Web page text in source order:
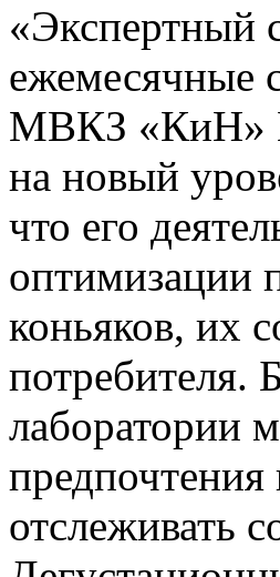
«Экспертный
ежемесячные
МВКЗ «КиН»
на новый
что его
оптимизации
коньяков, их
потребителя.
лаборатории
отслеживать